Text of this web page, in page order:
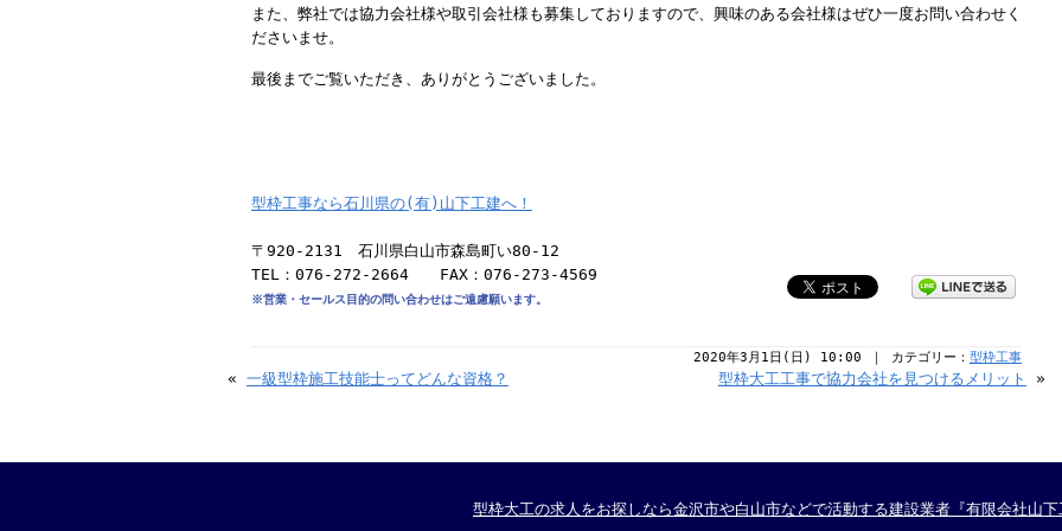
また、弊社では協力会社様や取引会社様も募集しておりますので、興味のある会社様はぜひ一度お問い合わせく
ださいませ。
最後までご覧いただき、ありがとうございました。
型枠工事なら石川県の(有)山下工建へ！
〒920-2131 石川県白山市森島町い80-12
TEL：076-272-2664 FAX：076-273-4569
※営業・セールス目的の問い合わせはご遠慮願います。
2020年3月1日(日) 10:00 ｜ カテゴリー： 型枠工事
« 一級型枠施工技能士ってどんな資格？ 型枠大工工事で協力会社を見つけるメリット »
型枠大工の求人をお探しなら金沢市や白山市などで活動する建設業者『有限会社山